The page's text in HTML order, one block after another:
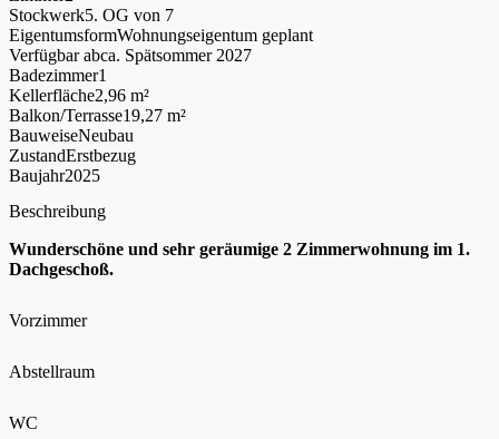
Stockwerk5. OG von 7
EigentumsformWohnungseigentum geplant
Verfügbar abca. Spätsommer 2027
Badezimmer1
Kellerfläche2,96 m²
Balkon/Terrasse19,27 m²
BauweiseNeubau
ZustandErstbezug
Baujahr2025
Beschreibung
Wunderschöne und sehr geräumige 2 Zimmerwohnung im 1.
Dachgeschoß.
Vorzimmer
Abstellraum
WC